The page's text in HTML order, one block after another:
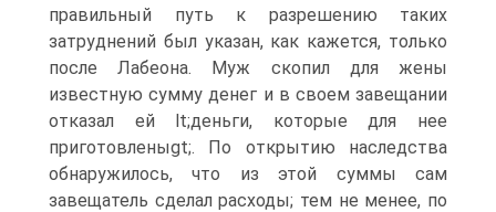
правильный путь к разрешению таких
затруднений был указан, как кажется, только
после Лабеона. Муж скопил для жены
известную сумму денег и в своем завещании
отказал ей lt;деньги, которые для нее
приготовленыgt;. По открытию наследства
обнаружилось, что из этой суммы сам
завещатель сделал расходы; тем не менее, по